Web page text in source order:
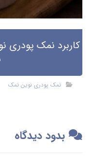
کاربرد نمک
نمک پودری نوین نمک
بدود دیدگاه